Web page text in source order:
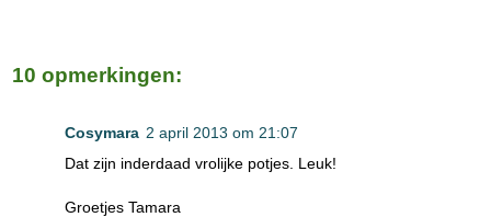
10 opmerkingen:
Cosymara 2 april 2013 om 21:07
Dat zijn inderdaad vrolijke potjes. Leuk!
Groetjes Tamara